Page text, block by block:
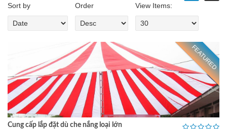
Sort by
Order View Items:
FEATURED
Cung cấp lắp đặt dù che nắng loại lớn